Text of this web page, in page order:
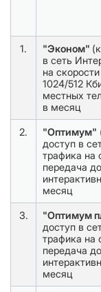
1. "Эконом"
в сеть
на
1024/512
местных
в месяц
2. "Оптимум"
доступ в
трафика на
передача
месяц
3. "Оптимум
доступ в
трафика на
передача
месяц